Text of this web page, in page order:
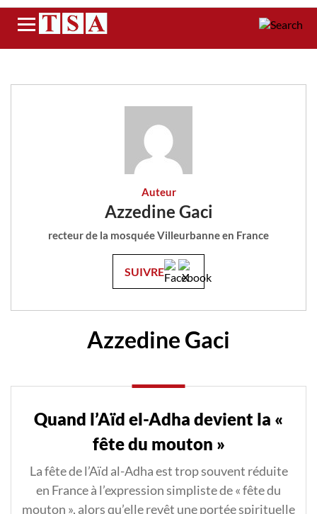
Menu
Auteur
Azzedine Gaci
recteur de la mosquée Villeurbanne en France
SUIVRE
Azzedine Gaci
Quand l’Aïd el-Adha devient la «
fête du mouton »
La fête de l’Aïd al-Adha est trop souvent réduite
en France à l’expression simpliste de « fête du
mouton », alors qu’elle revêt une portée spirituelle